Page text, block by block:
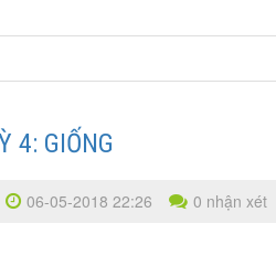
4: GIỐNG
06-05-2018 22:26 0 nhận xét